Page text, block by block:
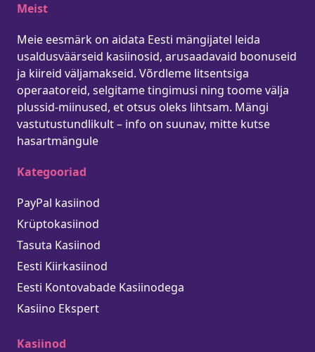
Meist
Meie eesmärk on aidata Eesti mängijatel leida
usaldusväärseid kasiinosid, arusaadavaid boonuseid
ja kiireid väljamakseid. Võrdleme litsentsiga
operaatoreid, selgitame tingimusi ning toome välja
plussid-miinused, et otsus oleks lihtsam. Mängi
vastutustundlikult – info on suunav, mitte kutse
hasartmängule
Kategooriad
PayPal kasiinod
Krüptokasiinod
Tasuta Kasiinod
Eesti Kiirkasiinod
Eesti Kontovabade Kasiinodega
Kasiino Ekspert
Kasiinod